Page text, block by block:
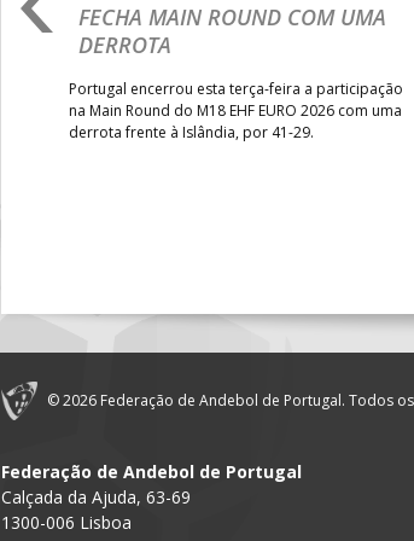
18:30
14 PÓVOA AC /
ÁGUAS SANTAS
19:00
140 CD FEIRENSE /
15:00
16:00
146 CJ A. GARRETT /
FECHA MAIN ROUND COM UMA
DERROTA
Portugal encerrou esta terça-feira a participação
na Main Round do M18 EHF EURO 2026 com uma
derrota frente à Islândia, por 41-29.
© 2026 Federação de Andebol de Portugal. Todos
Federação de Andebol de Portugal
Calçada da Ajuda, 63-69
1300-006 Lisboa